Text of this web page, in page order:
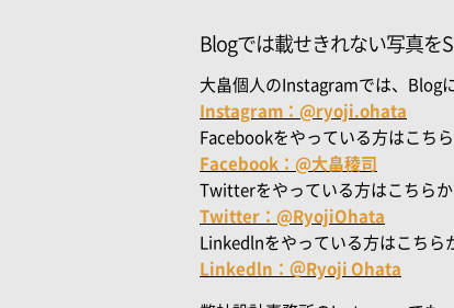
Blogでは載せきれない写真を
大畠個人のInstagramでは、Blog
Instagram：@ryoji.ohata
Facebookをやっている方はこち
Facebook：@大畠稜司
Twitterをやっている方はこちらか
Twitter：@RyojiOhata
Linkedlnをやっている方はこちら
Linkedln：＠Ryoji Ohata